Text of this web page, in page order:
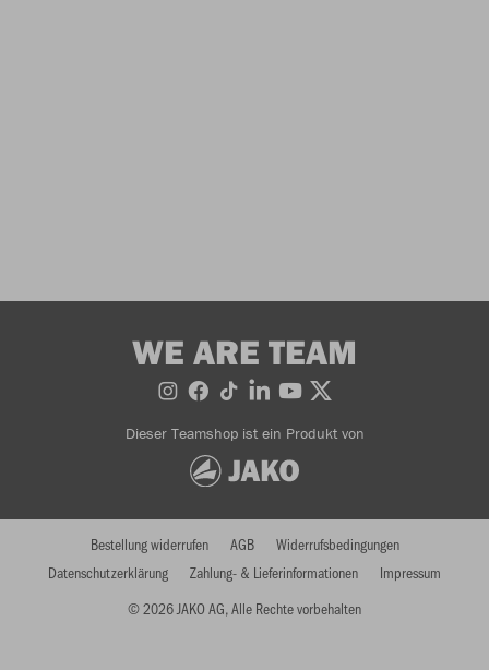
WE ARE TEAM
Dieser Teamshop ist ein Produkt von
© 2026 JAKO AG, Alle Rechte vorbehalten
Bestellung widerrufen AGB
Widerrufsbedingungen
Datenschutzerklärung
Zahlung- & Lieferinformationen Impressum